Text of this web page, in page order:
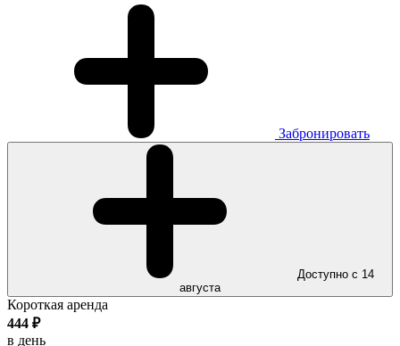
Забронировать
Доступно с 14
августа
Короткая аренда
444 ₽
в день